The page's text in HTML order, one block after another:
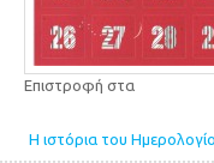
Επιστροφή στα
Η ιστόρια του